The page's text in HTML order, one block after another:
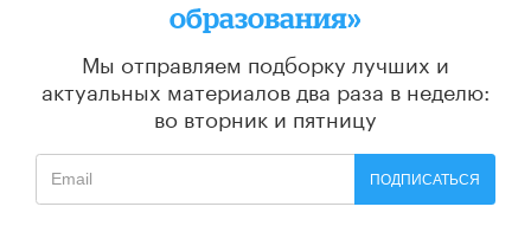
образования»
Мы отправляем подборку лучших и
актуальных материалов два раза в неделю:
во вторник и пятницу
ПОДПИСАТЬСЯ